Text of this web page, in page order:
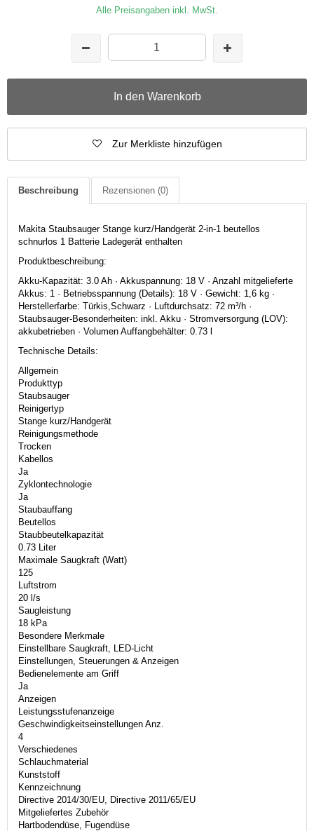
Alle Preisangaben inkl. MwSt.
In den Warenkorb
Zur Merkliste hinzufügen
Beschreibung Rezensionen (0)
Makita Staubsauger Stange kurz/Handgerät 2-in-1 beutellos
schnurlos 1 Batterie Ladegerät enthalten
Produktbeschreibung:
Akku-Kapazität: 3.0 Ah · Akkuspannung: 18 V · Anzahl mitgelieferte
Akkus: 1 · Betriebsspannung (Details): 18 V · Gewicht: 1,6 kg ·
Herstellerfarbe: Türkis,Schwarz · Luftdurchsatz: 72 m³/h ·
Staubsauger-Besonderheiten: inkl. Akku · Stromversorgung (LOV):
akkubetrieben · Volumen Auffangbehälter: 0.73 l
Technische Details:
Allgemein
Produkttyp
Staubsauger
Reinigertyp
Stange kurz/Handgerät
Reinigungsmethode
Trocken
Kabellos
Ja
Zyklontechnologie
Ja
Staubauffang
Beutellos
Staubbeutelkapazität
0.73 Liter
Maximale Saugkraft (Watt)
125
Luftstrom
20 l/s
Saugleistung
18 kPa
Besondere Merkmale
Einstellbare Saugkraft, LED-Licht
Einstellungen, Steuerungen & Anzeigen
Bedienelemente am Griff
Ja
Anzeigen
Leistungsstufenanzeige
Geschwindigkeitseinstellungen Anz.
4
Verschiedenes
Schlauchmaterial
Kunststoff
Kennzeichnung
Directive 2014/30/EU, Directive 2011/65/EU
Mitgeliefertes Zubehör
Hartbodendüse, Fugendüse